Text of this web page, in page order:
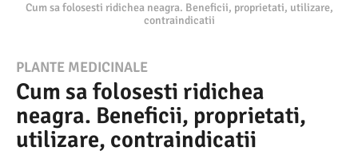
Cum sa folosesti ridichea neagra. Beneficii, proprietati, utilizare,
contraindicatii
0
4
.
1
PLANTE MEDICINALE
Cum sa folosesti ridichea
neagra. Beneficii, proprietati,
utilizare, contraindicatii